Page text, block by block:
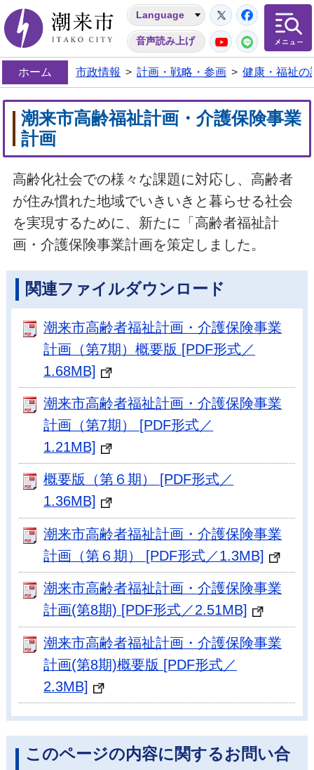
潮来市
Language
音声読み上げ
Twitter
YouTube
LINE
ホーム 市政情報 > 計画・戦略・参画 > 健康・福祉の
潮来市高齢福祉計画・介護保険事業
計画
高齢化社会での様々な課題に対応し、高齢者
が住み慣れた地域でいきいきと暮らせる社会
を実現するために、新たに「高齢者福祉計
画・介護保険事業計画を策定しました。
関連ファイルダウンロード
潮来市高齢者福祉計画・介護保険事業
計画（第7期）概要版 [PDF形式／
1.68MB]
潮来市高齢者福祉計画・介護保険事業
計画（第7期） [PDF形式／
1.21MB]
概要版（第６期） [PDF形式／
1.36MB]
潮来市高齢者福祉計画・介護保険事業
計画（第６期） [PDF形式／1.3MB]
潮来市高齢者福祉計画・介護保険事業
計画(第8期) [PDF形式／2.51MB]
潮来市高齢者福祉計画・介護保険事業
計画(第8期)概要版 [PDF形式／
2.3MB]
このページの内容に関するお問い合